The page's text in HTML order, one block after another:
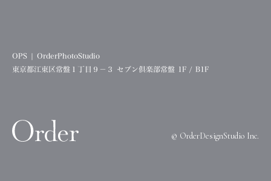
OPS | OrderPhotoStudio
東京都江東区常盤１丁目９−３ セブン倶楽部常盤 1F / B1F
©︎ OrderDesignStudio Inc.